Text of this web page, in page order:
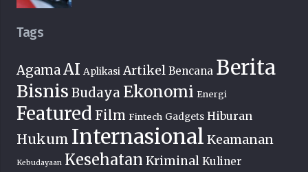
Tags
AgamaAI Aplikasi Artikel Bencana Berita
Bisnis Budaya Ekonomi Energi
Featured Film Fintech Gadgets Hiburan
Hukum Internasional Keamanan
Kebudayaan Kesehatan Kriminal Kuliner